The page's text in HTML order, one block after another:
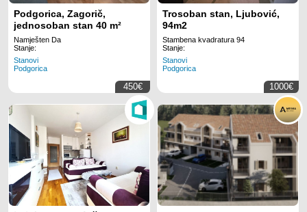
Podgorica, Zagorič,
jednosoban stan 40 m²
Namješten Da
Stanje:
Stanovi
Podgorica
450€
Trosoban stan, Ljubović,
94m2
Stambena kvadratura 94
Stanje:
Stanovi
Podgorica
1000€